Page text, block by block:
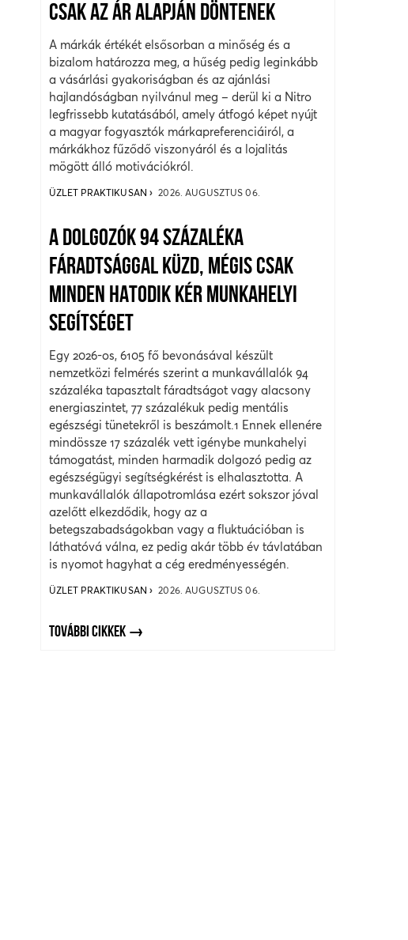
CSAK AZ ÁR ALAPJÁN DÖNTENEK
A márkák értékét elsősorban a minőség és a
bizalom határozza meg, a hűség pedig leginkább
a vásárlási gyakoriságban és az ajánlási
hajlandóságban nyilvánul meg – derül ki a Nitro
legfrissebb kutatásából, amely átfogó képet nyújt
a magyar fogyasztók márkapreferenciáiról, a
márkákhoz fűződő viszonyáról és a lojalitás
mögött álló motivációkról.
ÜZLET PRAKTIKUSAN 2026. AUGUSZTUS 06.
A DOLGOZÓK 94 SZÁZALÉKA
FÁRADTSÁGGAL KÜZD, MÉGIS CSAK
MINDEN HATODIK KÉR MUNKAHELYI
SEGÍTSÉGET
Egy 2026-os, 6105 fő bevonásával készült
nemzetközi felmérés szerint a munkavállalók 94
százaléka tapasztalt fáradtságot vagy alacsony
energiaszintet, 77 százalékuk pedig mentális
egészségi tünetekről is beszámolt.1 Ennek ellenére
mindössze 17 százalék vett igénybe munkahelyi
támogatást, minden harmadik dolgozó pedig az
egészségügyi segítségkérést is elhalasztotta. A
munkavállalók állapotromlása ezért sokszor jóval
azelőtt elkezdődik, hogy az a
betegszabadságokban vagy a fluktuációban is
láthatóvá válna, ez pedig akár több év távlatában
is nyomot hagyhat a cég eredményességén.
ÜZLET PRAKTIKUSAN 2026. AUGUSZTUS 06.
TOVÁBBI CIKKEK